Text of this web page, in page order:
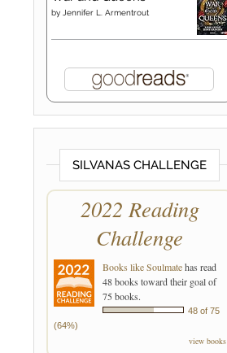
by Jennifer L. Armentrout
SILVANAS CHALLENGE
2022 Reading
Challenge
Books like Soulmatehas read
48 books toward their goal of
75 books.
48 of 75
(64%)
view books